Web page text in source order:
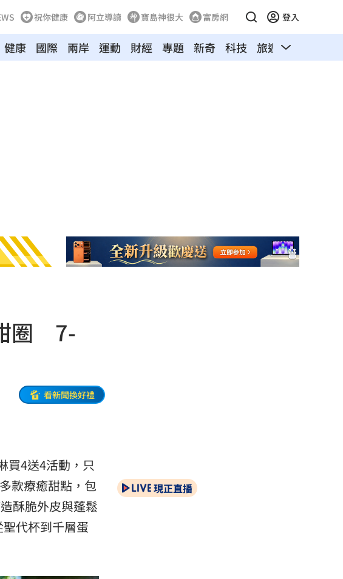
祝你健康 阿立導讀 寶島神很大 富房網 登入
健康 國際 兩岸 運動 財經 專題 新奇 科技 旅遊 汽車
圈 7-
看新聞換好禮
買4送4活動，只
款療癒甜點，包
酥脆外皮與蓬鬆
代杯到千層蛋
現正直播